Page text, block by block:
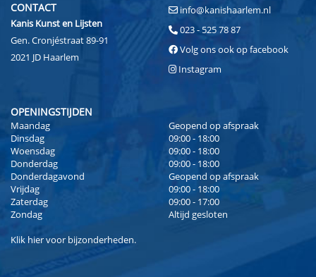
CONTACT
Kanis Kunst en Lijsten
Gen. Cronjéstraat 89-91
2021 JD Haarlem
info@kanishaarlem.nl
023 - 525 78 87
Volg ons ook op facebook
Instagram
OPENINGSTIJDEN
Maandag
Geopend op afspraak
Dinsdag
09:00 - 18:00
Woensdag
09:00 - 18:00
Donderdag
09:00 - 18:00
Donderdagavond
Geopend op afspraak
Vrijdag
09:00 - 18:00
Zaterdag
09:00 - 17:00
Zondag
Altijd gesloten
Klik hiervoor bijzonderheden.